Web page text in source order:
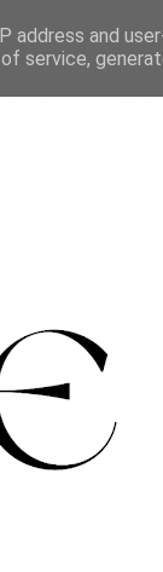
address and
service,